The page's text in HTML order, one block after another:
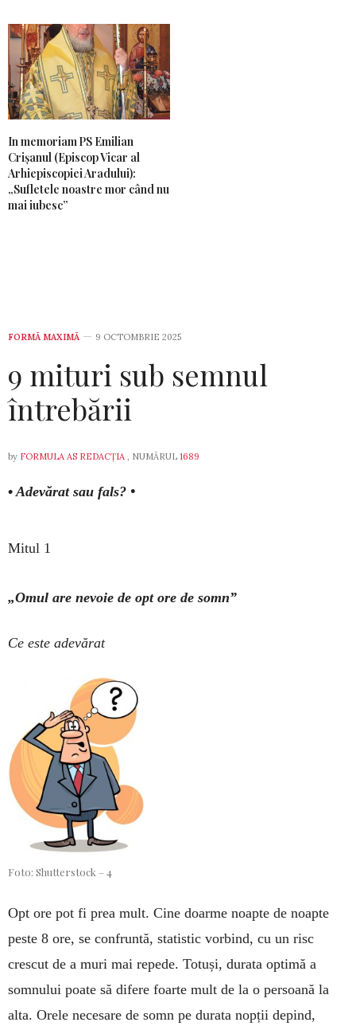
In memoriam PS Emilian
Crișanul (Episcop Vicar al
Arhiepiscopiei Aradului):
„Sufletele noastre mor când nu
mai iubesc”
FORMĂ MAXIMĂ 9 OCTOMBRIE 2025
9 mituri sub semnul
întrebării
by FORMULA AS REDACȚIA , NUMĂRUL 1689
• Adevărat sau fals? •
Mitul 1
„Omul are nevoie de opt ore de somn”
Ce este adevărat
Foto: Shutterstock – 4
Opt ore pot fi prea mult. Cine doarme noapte de noapte
peste 8 ore, se confruntă, statistic vorbind, cu un risc
crescut de a muri mai repede. Totuși, durata optimă a
somnului poate să difere foarte mult de la o persoană la
alta. Orele necesare de somn pe durata nopții depind,